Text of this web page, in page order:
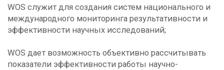
WOS служит для создания систем национального и
международного мониторинга результативности и
эффективности научных исследований;
WOS дает возможность объективно рассчитывать
показатели эффективности работы научно-